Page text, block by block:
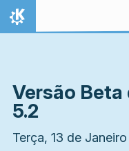
Ir para o conteúdo
Início
Versão Beta
5.2
Terça, 13 de